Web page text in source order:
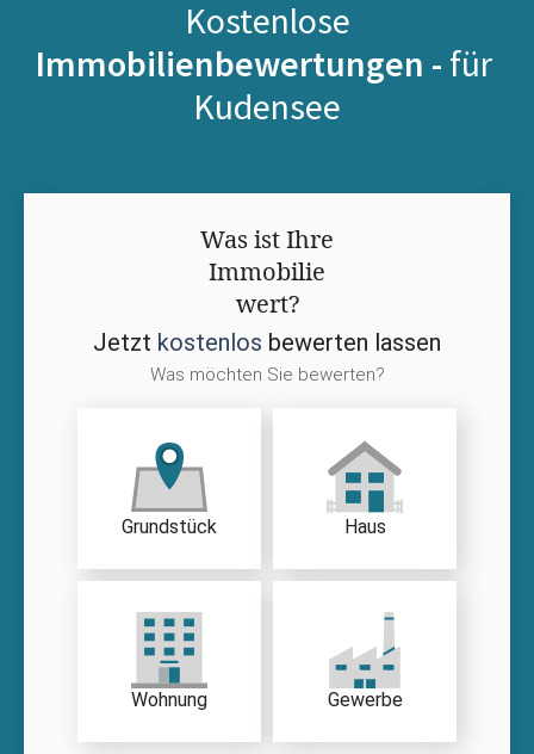
Kostenlose
Immobilienbewertungen - für
Kudensee
Was ist Ihre
Immobilie
wert?
Jetzt kostenlos bewerten lassen
Was möchten Sie bewerten?
Grundstück Haus
Wohnung Gewerbe